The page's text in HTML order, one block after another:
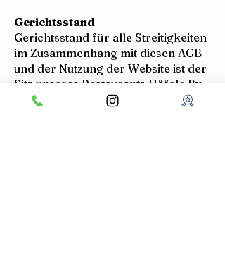
Gerichtsstand
Gerichtsstand für alle Streitigkeiten
im Zusammenhang mit diesen AGB
und der Nutzung der Website ist der
Sitz unseres Restaurants Häfele By
Sommerfeld.